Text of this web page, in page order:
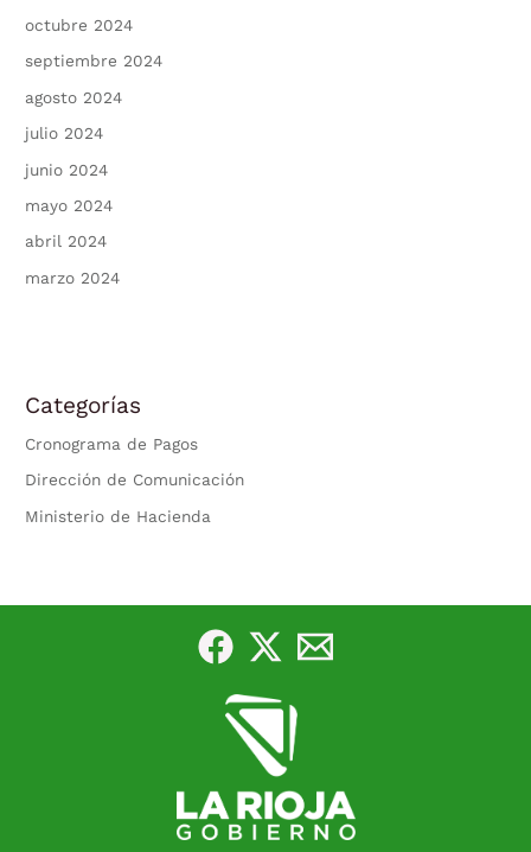
octubre 2024
septiembre 2024
agosto 2024
julio 2024
junio 2024
mayo 2024
abril 2024
marzo 2024
Categorías
Cronograma de Pagos
Dirección de Comunicación
Ministerio de Hacienda